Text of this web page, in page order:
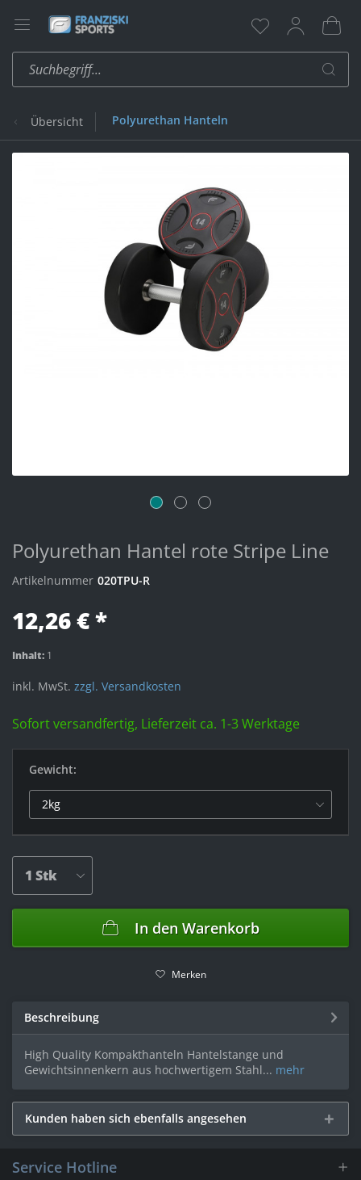
Übersicht Polyurethan Hanteln
Polyurethan Hantel rote Stripe Line
Artikelnummer 020TPU-R
12,26 € *
Inhalt: 1
inkl. MwSt. zzgl. Versandkosten
Sofort versandfertig, Lieferzeit ca. 1-3 Werktage
Gewicht:
In den Warenkorb
Merken
Beschreibung
High Quality Kompakthanteln Hantelstange und
Gewichtsinnenkern aus hochwertigem Stahl... mehr
Kunden haben sich ebenfalls angesehen
Service Hotline